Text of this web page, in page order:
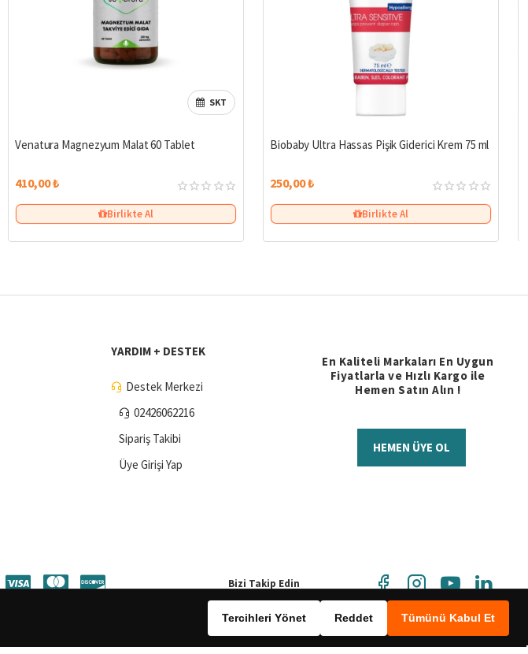
SKT
Venatura Magnezyum Malat 60 Tablet
410,00 ₺
Birlikte Al
Biobaby Ultra Hassas Pişik Giderici Krem 75 ml
250,00 ₺
Birlikte Al
YARDIM + DESTEK
Destek Merkezi
02426062216
Sipariş Takibi
Üye Girişi Yap
En Kaliteli Markaları En Uygun
Fiyatlarla ve Hızlı Kargo ile
Hemen Satın Alın !
HEMEN ÜYE OL
Bizi Takip Edin
Tercihleri Yönet Reddet Tümünü Kabul Et